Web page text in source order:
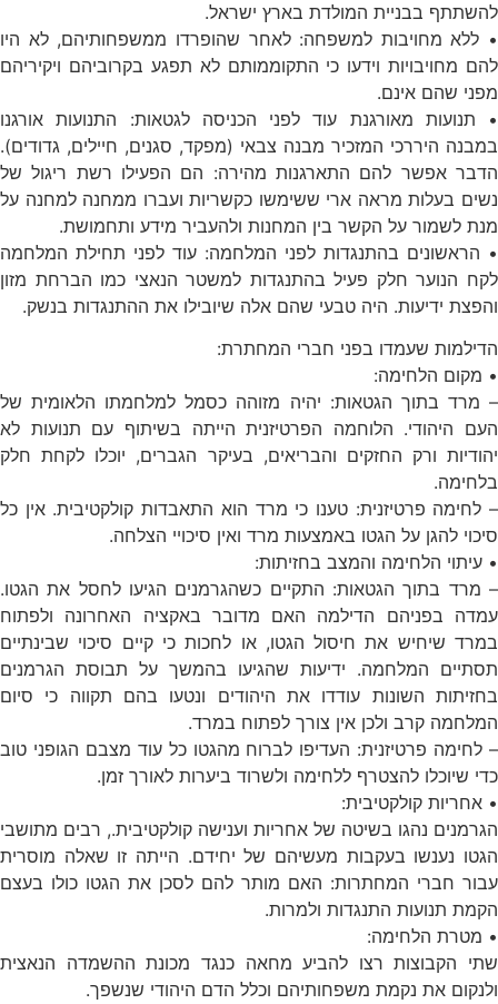
להשתתף בבניית המולדת בארץ ישראל.
• ללא מחויבות למשפחה: לאחר שהופרדו ממשפחותיהם, לא היו
להם מחויבויות וידעו כי התקוממותם לא תפגע בקרוביהם ויקיריהם
מפני שהם אינם.
• תנועות מאורגנת עוד לפני הכניסה לגטאות: התנועות אורגנו
במבנה היררכי המזכיר מבנה צבאי (מפקד, סגנים, חיילים, גדודים).
הדבר אפשר להם התארגנות מהירה: הם הפעילו רשת ריגול של
נשים בעלות מראה ארי ששימשו כקשריות ועברו ממחנה למחנה על
מנת לשמור על הקשר בין המחנות ולהעביר מידע ותחמושת.
• הראשונים בהתנגדות לפני המלחמה: עוד לפני תחילת המלחמה
לקח הנוער חלק פעיל בהתנגדות למשטר הנאצי כמו הברחת מזון
והפצת ידיעות. היה טבעי שהם אלה שיובילו את ההתנגדות בנשק.
הדילמות שעמדו בפני חברי המחתרת:
• מקום הלחימה:
– מרד בתוך הגטאות: יהיה מזוהה כסמל למלחמתו הלאומית של
העם היהודי. הלוחמה הפרטיזנית הייתה בשיתוף עם תנועות לא
יהודיות ורק החזקים והבריאים, בעיקר הגברים, יוכלו לקחת חלק
בלחימה.
– לחימה פרטיזנית: טענו כי מרד הוא התאבדות קולקטיבית. אין כל
סיכוי להגן על הגטו באמצעות מרד ואין סיכויי הצלחה.
• עיתוי הלחימה והמצב בחזיתות:
– מרד בתוך הגטאות: התקיים כשהגרמנים הגיעו לחסל את הגטו.
עמדה בפניהם הדילמה האם מדובר באקציה האחרונה ולפתוח
במרד שיחיש את חיסול הגטו, או לחכות כי קיים סיכוי שבינתיים
תסתיים המלחמה. ידיעות שהגיעו בהמשך על תבוסת הגרמנים
בחזיתות השונות עודדו את היהודים ונטעו בהם תקווה כי סיום
המלחמה קרב ולכן אין צורך לפתוח במרד.
– לחימה פרטיזנית: העדיפו לברוח מהגטו כל עוד מצבם הגופני טוב
כדי שיוכלו להצטרף ללחימה ולשרוד ביערות לאורך זמן.
• אחריות קולקטיבית:
הגרמנים נהגו בשיטה של אחריות וענישה קולקטיבית., רבים מתושבי
הגטו נענשו בעקבות מעשיהם של יחידם. הייתה זו שאלה מוסרית
עבור חברי המחתרות: האם מותר להם לסכן את הגטו כולו בעצם
הקמת תנועות התנגדות ולמרות.
• מטרת הלחימה:
שתי הקבוצות רצו להביע מחאה כנגד מכונת ההשמדה הנאצית
ולנקום את נקמת משפחותיהם וכלל הדם היהודי שנשפך.